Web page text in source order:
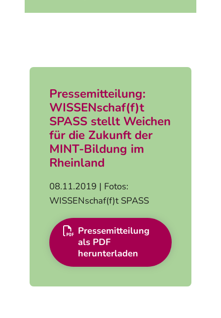
Pressemitteilung:
WISSENschaf(f)t
SPASS stellt Weichen
für die Zukunft der
MINT-Bildung im
Rheinland
08.11.2019 | Fotos:
WISSENschaf(f)t SPASS
Pressemitteilung
als PDF
herunterladen